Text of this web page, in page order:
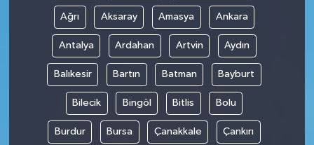
Ağrı Aksaray Amasya Ankara
Antalya Ardahan Artvin Aydın
Balıkesir Bartın Batman Bayburt
Bilecik Bingöl Bitlis Bolu
Burdur Bursa Çanakkale Çankırı